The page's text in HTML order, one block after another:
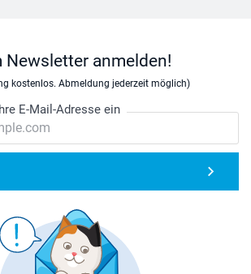
Newsletter anmelden!
kostenlos. Abmeldung jederzeit möglich)
E-Mail-Adresse ein